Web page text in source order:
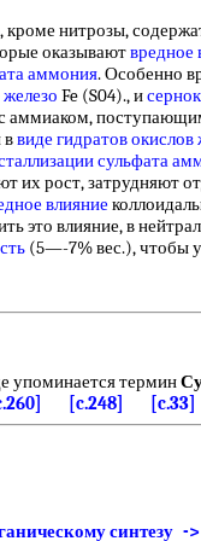
, кроме нитрозы,
оказываютвредное
аммония. Особенно
Fe (S04)., и
аммиаком,
ввиде гидратовокислов
сульфата
их рост, затрудняют
влияние
это влияние, в
(5—-7% вес.), чтобы
упоминается термин
[c.248] [c.33]
синтезу